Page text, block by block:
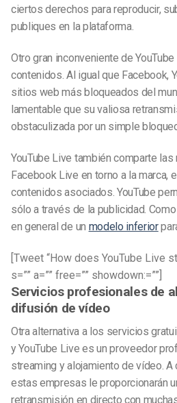
ciertos derechos para reproducir,
publiques en la plataforma.
Otro gran inconveniente de
contenidos. Al igual que Facebook,
sitios web más bloqueados del
lamentable que su valiosa
obstaculizada por un simple
YouTube Live también comparte
Facebook Live en torno a la marca,
contenidos asociados. YouTube
sólo a través de la publicidad.
en general de un modelo inferior
[Tweet “How does YouTube Live
s=”” a=”” free=”” showdown:=””]
Servicios profesionales de
difusión de vídeo
Otra alternativa a los servicios
y YouTube Live es un proveedor
streaming y alojamiento de vídeo. A
estas empresas le proporcionarán
retransmisión en directo con